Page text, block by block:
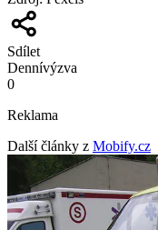
Sdílet
Dennívýzva
0
Reklama
Další články z Mobify.cz